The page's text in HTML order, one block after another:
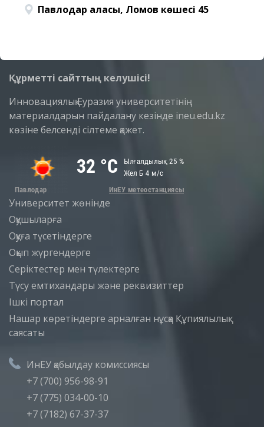
Павлодар қаласы, Ломов көшесі 45
Құрметті сайттың келушісі!
Инновациялық Еуразия университетінің
материалдарын пайдалану кезінде ineu.edu.kz
көзіне белсенді сілтеме қажет.
Университет жөнінде
Оқушыларға
Оқуға түсетіндерге
Оқып жүргендерге
Серіктестер мен түлектерге
Түсу емтихандары және реквизиттер
Iшкi портал
Нашар көретіндерге арналған нұсқа Құпиялылық
саясаты
ИнЕУ қабылдау комиссиясы
+7 (700) 956-98-91
+7 (775) 034-00-10
+7 (7182) 67-37-37